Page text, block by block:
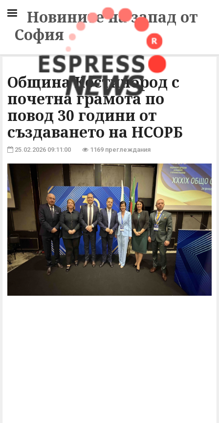
Новините на запад от
София
Община Костинброд с
почетна грамота по
повод 30 години от
създаването на НСОРБ
25.02.2026 09:11:00 1169 преглеждания